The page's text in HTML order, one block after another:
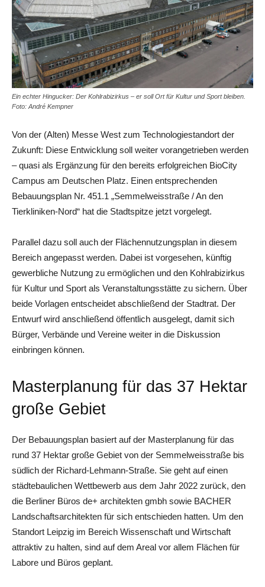
Ein echter Hingucker: Der Kohlrabizirkus – er soll Ort für Kultur und Sport bleiben.
Foto: André Kempner
Von der (Alten) Messe West zum Technologiestandort der
Zukunft: Diese Entwicklung soll weiter vorangetrieben werden
– quasi als Ergänzung für den bereits erfolgreichen BioCity
Campus am Deutschen Platz. Einen entsprechenden
Bebauungsplan Nr. 451.1 „Semmelweisstraße / An den
Tierkliniken-Nord“ hat die Stadtspitze jetzt vorgelegt.
Parallel dazu soll auch der Flächennutzungsplan in diesem
Bereich angepasst werden. Dabei ist vorgesehen, künftig
gewerbliche Nutzung zu ermöglichen und den Kohlrabizirkus
für Kultur und Sport als Veranstaltungsstätte zu sichern. Über
beide Vorlagen entscheidet abschließend der Stadtrat. Der
Entwurf wird anschließend öffentlich ausgelegt, damit sich
Bürger, Verbände und Vereine weiter in die Diskussion
einbringen können.
Masterplanung für das 37 Hektar
große Gebiet
Der Bebauungsplan basiert auf der Masterplanung für das
rund 37 Hektar große Gebiet von der Semmelweisstraße bis
südlich der Richard-Lehmann-Straße. Sie geht auf einen
städtebaulichen Wettbewerb aus dem Jahr 2022 zurück, den
die Berliner Büros de+ architekten gmbh sowie BACHER
Landschaftsarchitekten für sich entschieden hatten. Um den
Standort Leipzig im Bereich Wissenschaft und Wirtschaft
attraktiv zu halten, sind auf dem Areal vor allem Flächen für
Labore und Büros geplant.